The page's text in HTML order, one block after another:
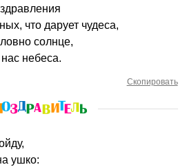
что дарует чудеса,
солнце,
небеса.
Скопировать
ушко: